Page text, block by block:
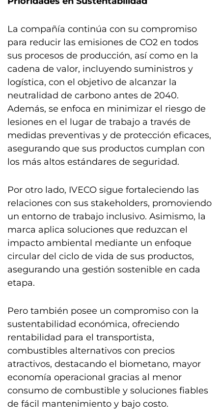
La compañía continúa con su compromiso
para reducir las emisiones de CO2 en todos
sus procesos de producción, así como en la
cadena de valor, incluyendo suministros y
logística, con el objetivo de alcanzar la
neutralidad de carbono antes de 2040.
Además, se enfoca en minimizar el riesgo de
lesiones en el lugar de trabajo a través de
medidas preventivas y de protección eficaces,
asegurando que sus productos cumplan con
los más altos estándares de seguridad.
Por otro lado, IVECO sigue fortaleciendo las
relaciones con sus stakeholders, promoviendo
un entorno de trabajo inclusivo. Asimismo, la
marca aplica soluciones que reduzcan el
impacto ambiental mediante un enfoque
circular del ciclo de vida de sus productos,
asegurando una gestión sostenible en cada
etapa.
Pero también posee un compromiso con la
sustentabilidad económica, ofreciendo
rentabilidad para el transportista,
combustibles alternativos con precios
atractivos, destacando el biometano, mayor
economía operacional gracias al menor
consumo de combustible y soluciones fiables
de fácil mantenimiento y bajo costo.